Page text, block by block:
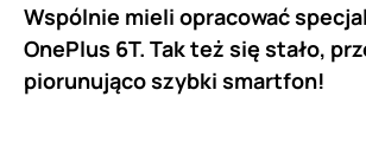
Wspólnie mieli opracować
OnePlus 6T. Tak też się stało,
piorunująco szybki smartfon!